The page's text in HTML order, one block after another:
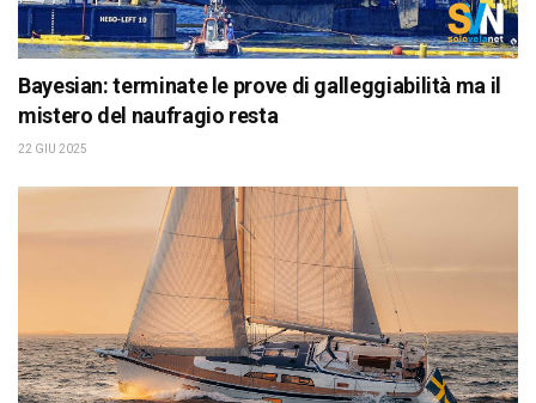
Bayesian: terminate le prove di galleggiabilità ma il
mistero del naufragio resta
22 GIU 2025